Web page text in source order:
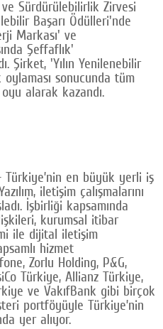
Sürdürülebilirlik Zirvesi
Başarı Ödülleri'nde
Markası' ve
Şeffaflık'
Şirket, 'Yılın Yenilenebilir
sonucunda tüm
alarak kazandı.
Türkiye’nin en büyük yerli iş
iletişim çalışmalarını
İşbirliği kapsamında
kurumsal itibar
ile dijital iletişim
hizmet
Zorlu Holding, P&G,
Türkiye, Allianz Türkiye,
ve VakıfBank gibi birçok
portföyüyle Türkiye’nin
yer alıyor.